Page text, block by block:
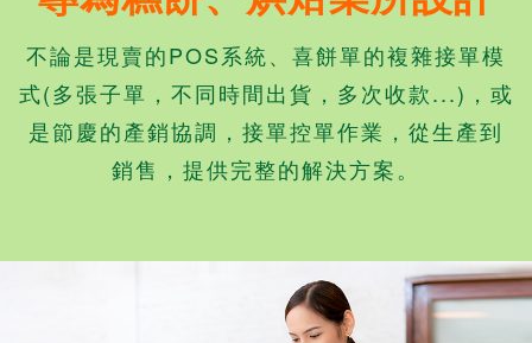
不論是現賣的POS系統、喜餅單的複雜接單模
式(多張子單，不同時間出貨，多次收款...)，或
是節慶的產銷協調，接單控單作業，從生產到
銷售，提供完整的解決方案。